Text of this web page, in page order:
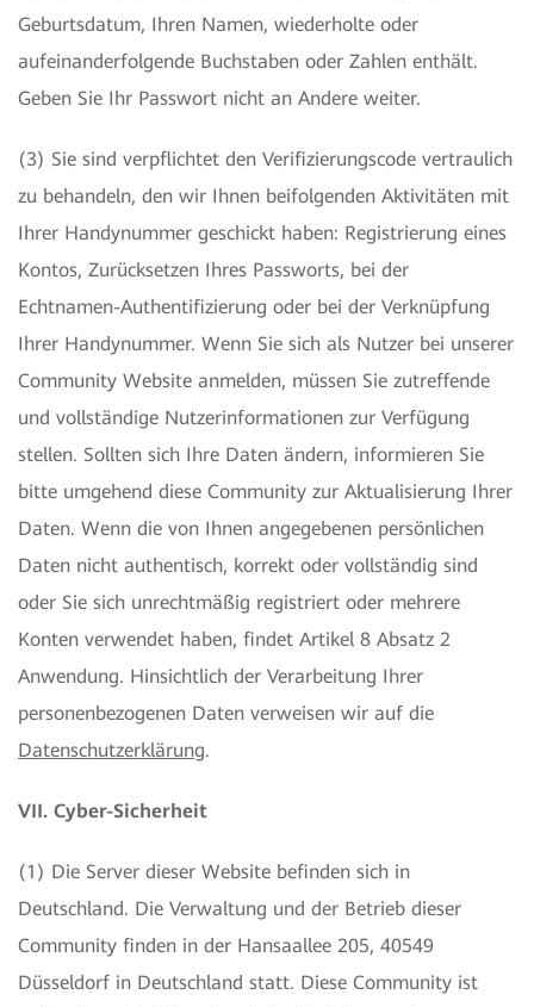
Geburtsdatum, Ihren Namen, wiederholte oder
aufeinanderfolgende Buchstaben oder Zahlen enthält.
Geben Sie Ihr Passwort nicht an Andere weiter.
(3) Sie sind verpflichtet den Verifizierungscode vertraulich
zu behandeln, den wir Ihnen beifolgenden Aktivitäten mit
Ihrer Handynummer geschickt haben: Registrierung eines
Kontos, Zurücksetzen Ihres Passworts, bei der
Echtnamen-Authentifizierung oder bei der Verknüpfung
Ihrer Handynummer. Wenn Sie sich als Nutzer bei unserer
Community Website anmelden, müssen Sie zutreffende
und vollständige Nutzerinformationen zur Verfügung
stellen. Sollten sich Ihre Daten ändern, informieren Sie
bitte umgehend diese Community zur Aktualisierung Ihrer
Daten. Wenn die von Ihnen angegebenen persönlichen
Daten nicht authentisch, korrekt oder vollständig sind
oder Sie sich unrechtmäßig registriert oder mehrere
Konten verwendet haben, findet Artikel 8 Absatz 2
Anwendung. Hinsichtlich der Verarbeitung Ihrer
personenbezogenen Daten verweisen wir auf die
Datenschutzerklärung.
VII. Cyber-Sicherheit
(1) Die Server dieser Website befinden sich in
Deutschland. Die Verwaltung und der Betrieb dieser
Community finden in der Hansaallee 205, 40549
Düsseldorf in Deutschland statt. Diese Community ist